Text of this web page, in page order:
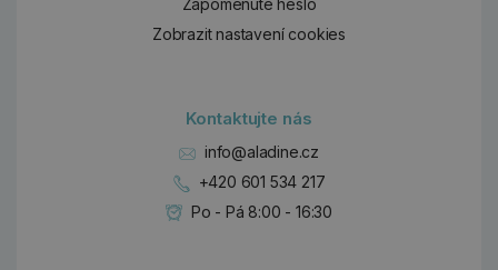
Zapomenuté heslo
Zobrazit nastavení cookies
Kontaktujte nás
info@aladine.cz
+420 601 534 217
Po - Pá 8:00 - 16:30